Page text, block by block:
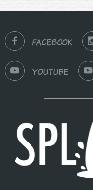
FACEBOOK
YOUTUBE